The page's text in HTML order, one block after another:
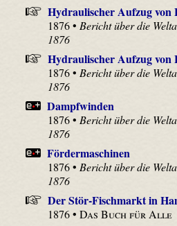
Hydraulischer Aufzug von
1876 • Bericht über die
1876
Hydraulischer Aufzug von
1876 • Bericht über die
1876
Dampfwinden
1876 • Bericht über die
1876
Fördermaschinen
1876 • Bericht über die
1876
Der Stör-Fischmarkt in
1876 •Das Buch für Alle